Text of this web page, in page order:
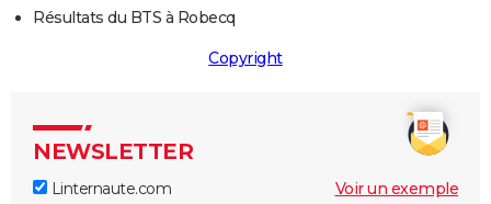
Résultats du BTS à Robecq
Copyright
NEWSLETTER
Linternaute.com Voir un exemple